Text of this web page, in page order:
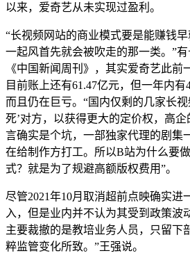
以来，爱奇艺从未实现过盈利。
“长视频网站的商业模式要是能赚钱
一起风首先就会被吹走的那一类。”
《中国新闻周刊》，其实爱奇艺此前
目前账上还有61.47亿元，但一年内有
而且仍在巨亏。“国内仅剩的几家长
死’对方，以获得更大的定价权，高
言确实是个坑，一部独家代理的剧集
在给制作方打工。所以B站为什么要
式？就是为了规避高额版权费用”。
尽管2021年10月取消超前点映确实进
入，但是业内并不认为其受到政策波
主要裁撤的是教培业务人员，只留下
粹监管变化所致。”王强说。